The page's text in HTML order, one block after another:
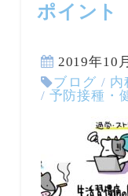
ポイント
2019年10
ブログ / 内
/ 予防接種・